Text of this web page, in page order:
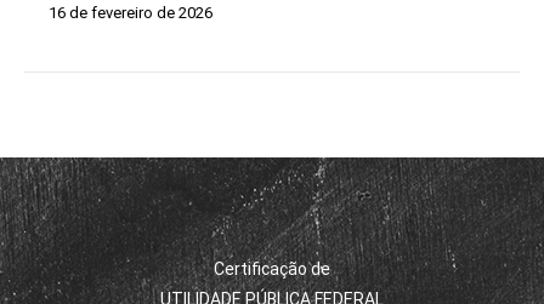
16 de fevereiro de 2026
Certificação de
UTILIDADE PÚBLICA FEDERAL